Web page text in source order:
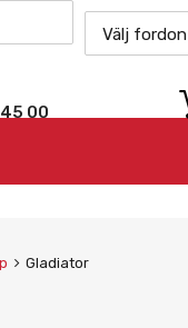
Välj fordon
00
Gladiator